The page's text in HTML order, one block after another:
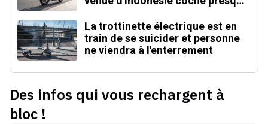
La trottinette électrique est en
train de se suicider et personne
ne viendra à l'enterrement
Des infos qui vous rechargent à
bloc !